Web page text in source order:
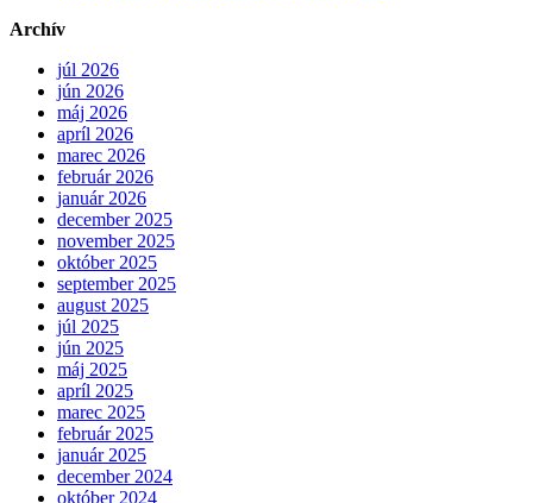
Archív
júl 2026
jún 2026
máj 2026
apríl 2026
marec 2026
február 2026
január 2026
december 2025
november 2025
október 2025
september 2025
august 2025
júl 2025
jún 2025
máj 2025
apríl 2025
marec 2025
február 2025
január 2025
december 2024
október 2024